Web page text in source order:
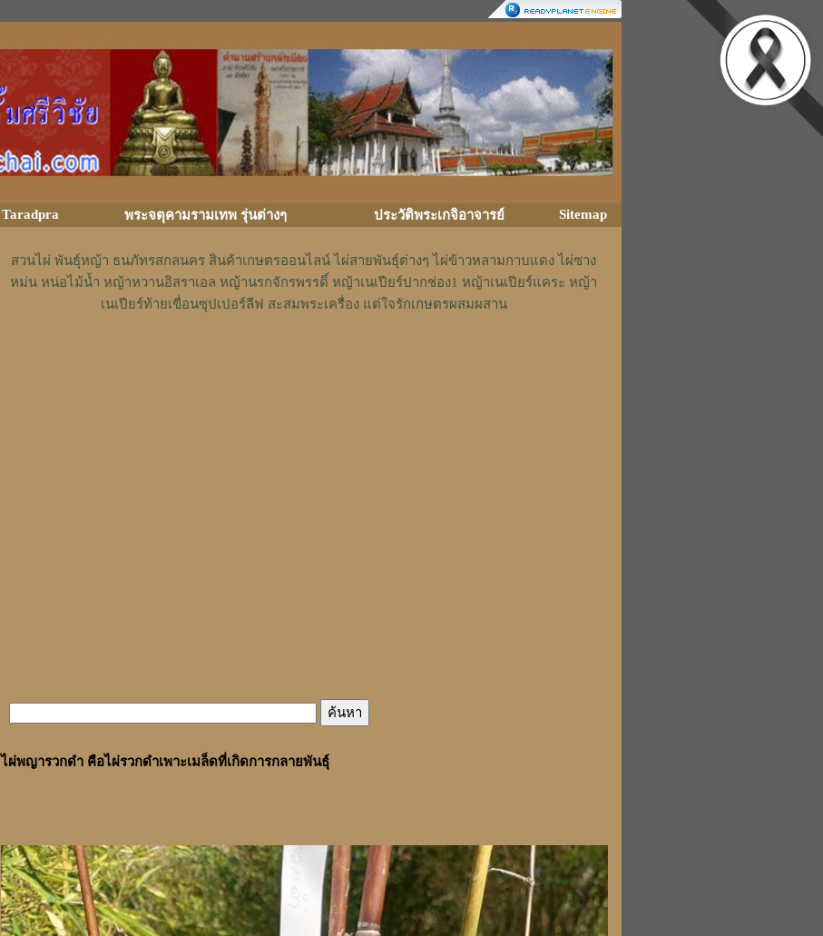
Taradpra พระจตุคามรามเทพ รุ่นต่างๆ ประวัติพระเกจิอาจารย์ Sitemap
สวนไผ่ พันธุ์หญ้า ธนภัทรสกลนคร สินค้าเกษตรออนไลน์ ไผ่สายพันธุ์ต่างๆ ไผ่ข้าวหลามกาบแดง ไผ่ซาง
หม่น หน่อไม้น้ำ หญ้าหวานอิสราเอล หญ้านรกจักรพรรดิ์ หญ้าเนเปียร์ปากช่อง1 หญ้าเนเปียร์แคระ หญ้า
เนเปียร์ท้ายเขื่อนซุปเปอร์ลีฟ สะสมพระเครื่อง แต่ใจรักเกษตรผสมผสาน
ไผ่พญารวกดำ คือไผ่รวกดำเพาะเมล็ดที่เกิดการกลายพันธุ์